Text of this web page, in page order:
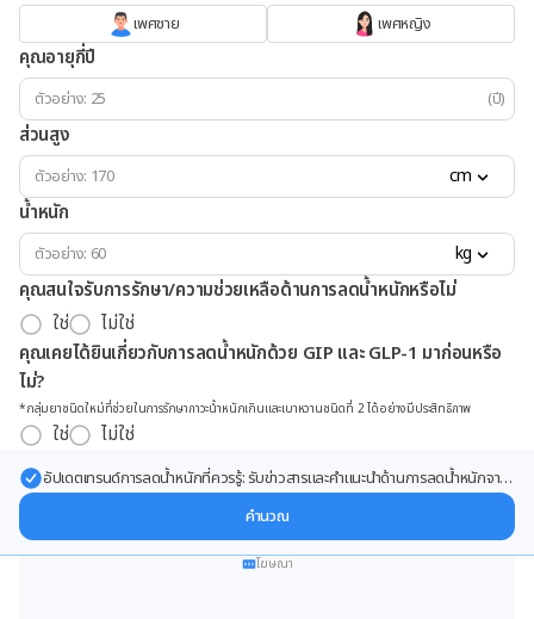
เพศชาย เพศหญิง
คุณอายุกี่ปี
(ปี)
ส่วนสูง
cm
น้ำหนัก
kg
คุณสนใจรับการรักษา/ความช่วยเหลือด้านการลดน้ำหนักหรือไม่
ใช่
ไม่ใช่
คุณเคยได้ยินเกี่ยวกับการลดน้ำหนักด้วย GIP และ GLP-1 มาก่อนหรือ
ไม่?
*กลุ่มยาชนิดใหม่ที่ช่วยในการรักษาภาวะน้ำหนักเกินและเบาหวานชนิดที่ 2 ได้อย่างมีประสิทธิภาพ
ใช่ ไม่ใช่
อัปเดตเทรนด์การลดน้ำหนักที่ควรรู้: รับข่าวสารและคำแนะนำด้านการลดน้ำหนักจาก
คำนวณ
โฆษณา